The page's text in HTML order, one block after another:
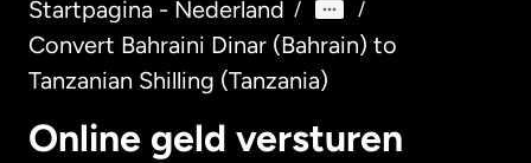
Startpagina - Nederland / /
Convert Bahraini Dinar (Bahrain) to
Tanzanian Shilling (Tanzania)
Online geld versturen